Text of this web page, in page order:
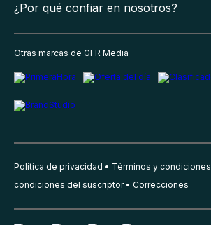
¿Por qué confiar en nosotros?
Otras marcas de GFR Media
Política de privacidad Términos y condiciones
condiciones del suscriptor
Correcciones